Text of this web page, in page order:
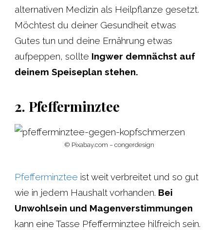
alternativen Medizin als Heilpflanze gesetzt.
Möchtest du deiner Gesundheit etwas
Gutes tun und deine Ernährung etwas
aufpeppen, sollte Ingwer demnächst auf
deinem Speiseplan stehen.
2. Pfefferminztee
© Pixabay.com – congerdesign
Pfefferminztee ist weit verbreitet und so gut
wie in jedem Haushalt vorhanden. Bei
Unwohlsein und Magenverstimmungen
kann eine Tasse Pfefferminztee hilfreich sein.